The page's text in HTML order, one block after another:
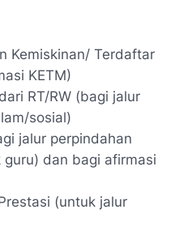
Kemiskinan/ Terdaftar
KETM)
RT/RW (bagi jalur
sosial)
jalur perpindahan
dan bagi afirmasi
(untuk jalur